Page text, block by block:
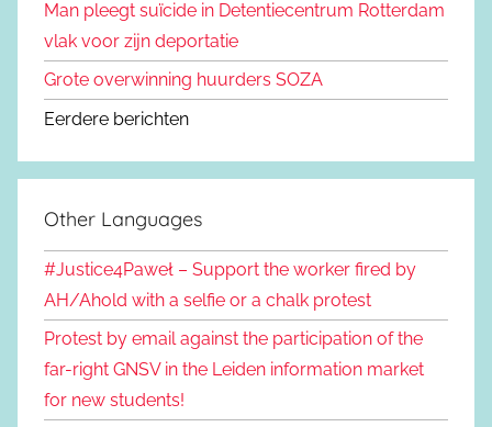
Man pleegt suïcide in Detentiecentrum Rotterdam
vlak voor zijn deportatie
Grote overwinning huurders SOZA
Eerdere berichten
Other Languages
#Justice4Paweł – Support the worker fired by
AH/Ahold with a selfie or a chalk protest
Protest by email against the participation of the
far-right GNSV in the Leiden information market
for new students!